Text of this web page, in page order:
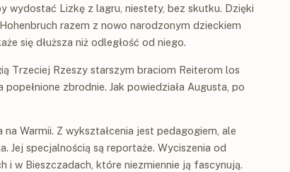
wydostać Lizkę z lagru, niestety, bez skutku. Dzięki
razem z nowo narodzonym dzieckiem
się dłuższa niż odległość od niego.
Trzeciej Rzeszy starszym braciom Reiterom los
zbrodnie. Jak powiedziała Augusta, po
na Warmii. Z wykształcenia jest pedagogiem, ale
Jej specjalnością są reportaże. Wyciszenia od
i w Bieszczadach, które niezmiennie ją fascynują.